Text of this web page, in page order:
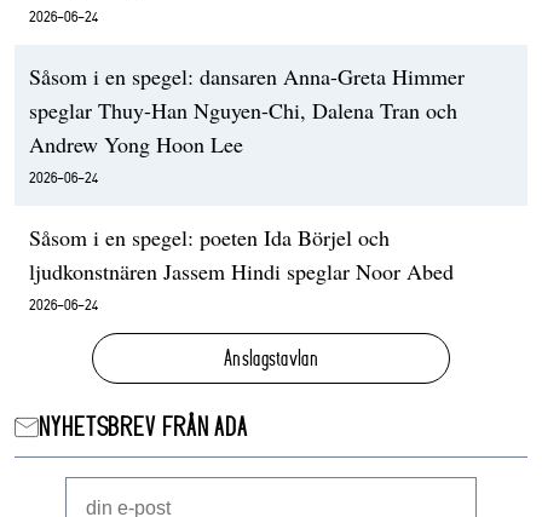
2026-06-24
Såsom i en spegel: dansaren Anna-Greta Himmer
speglar Thuy-Han Nguyen-Chi, Dalena Tran och
Andrew Yong Hoon Lee
2026-06-24
Såsom i en spegel: poeten Ida Börjel och
ljudkonstnären Jassem Hindi speglar Noor Abed
2026-06-24
Anslagstavlan
NYHETSBREV FRÅN ADA